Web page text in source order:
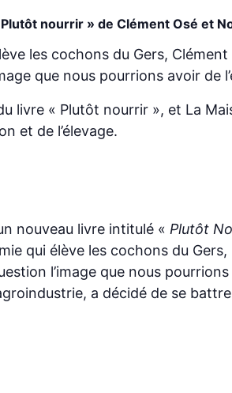
nourrir » de Clément Osé et
les cochons du Gers, Clément
que nous pourrions avoir de
livre « Plutôt nourrir », et La
et de l’élevage.
nouveau livre intitulé « Plutôt
qui élève les cochons du Gers,
l’image que nous pourrions
a décidé de se